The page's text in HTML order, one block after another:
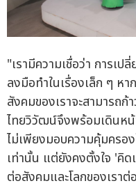
"เรามีความเชื่อว่า การเ
ลงมือทำในเรื่องเล็ก ๆ ห
สังคมของเราจะสามารถ
ไทยวิวัฒน์จึงพร้อมเดินห
ไม่เพียงมอบความคุ้มครอ
เท่านั้น แต่ยังคงตั้งใจ 'คิ
ต่อสังคมและโลกของเราต่